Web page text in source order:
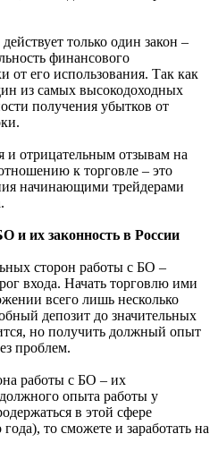
только один закон –
финансового
от его использования. Так как
из самых высокодоходных
получения убытков от
и отрицательным отзывам на
к торговле – это
начинающими трейдерами
и их законность в России
сторон работы с БО –
входа. Начать торговлю ими
всего лишь несколько
депозит до значительных
но получить должный опыт
проблем.
работы с БО – их
опыта работы у
в этой сфере
то сможете и заработать на